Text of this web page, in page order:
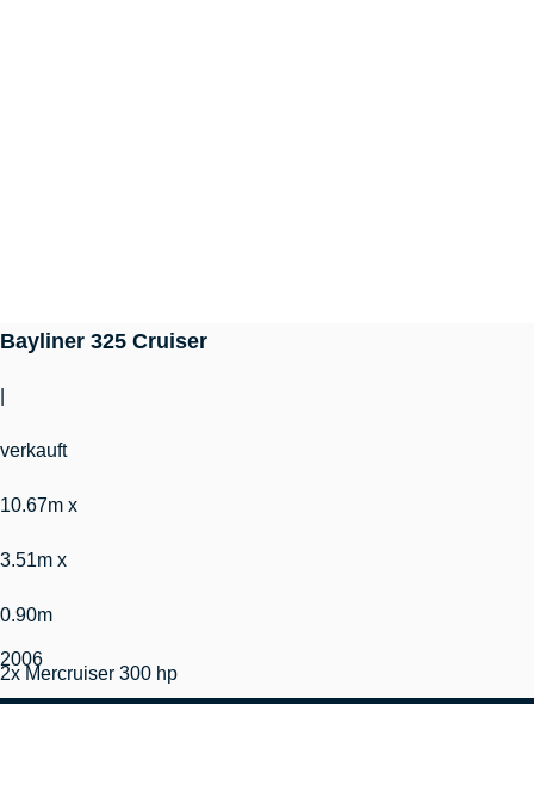
Bayliner 325 Cruiser
verkauft
10.67m x
3.51m x
0.90m
2006
2x Mercruiser 300 hp